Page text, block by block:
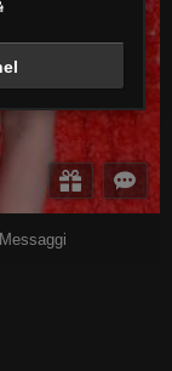
Messaggi